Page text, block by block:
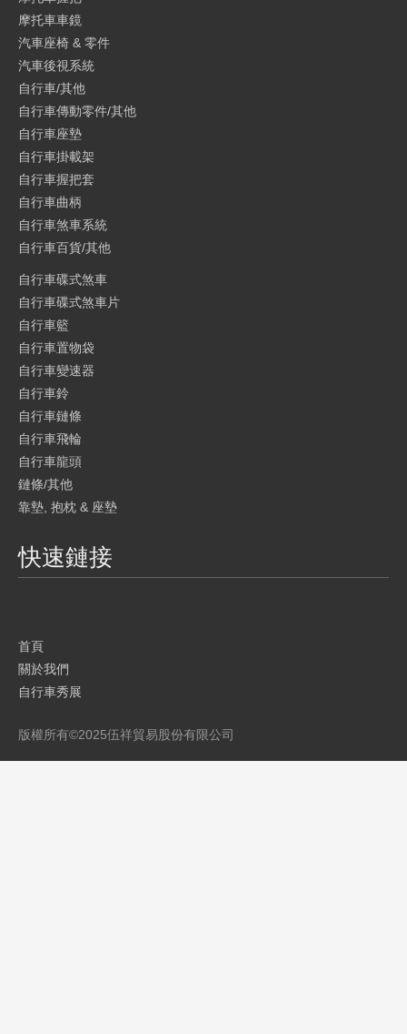
摩托車車鏡
汽車座椅 & 零件
汽車後視系統
自行車/其他
自行車傳動零件/其他
自行車座墊
自行車掛載架
自行車握把套
自行車曲柄
自行車煞車系統
自行車百貨/其他
自行車碟式煞車
自行車碟式煞車片
自行車籃
自行車置物袋
自行車變速器
自行車鈴
自行車鏈條
自行車飛輪
自行車龍頭
鏈條/其他
靠墊, 抱枕 & 座墊
快速鏈接
首頁
關於我們
自行車秀展
品牌介紹
目錄
版權所有©2025伍祥貿易股份有限公司